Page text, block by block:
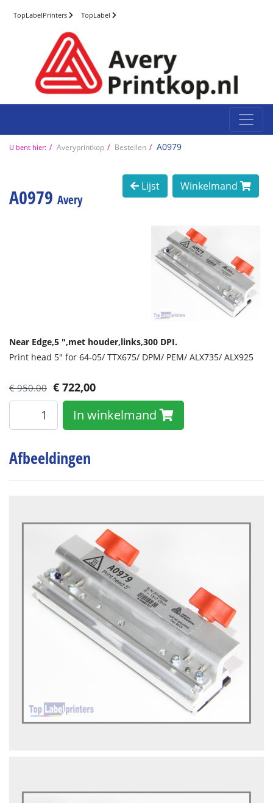
TopLabelPrinters TopLabel
U bent hier: Averyprintkop Bestellen A0979
Lijst Winkelmand
A0979 Avery
Near Edge,5 ",met houder,links,300 DPI.
Print head 5" for 64-05/ TTX675/ DPM/ PEM/ ALX735/ ALX925
€ 950.00 € 722,00
In winkelmand
Afbeeldingen